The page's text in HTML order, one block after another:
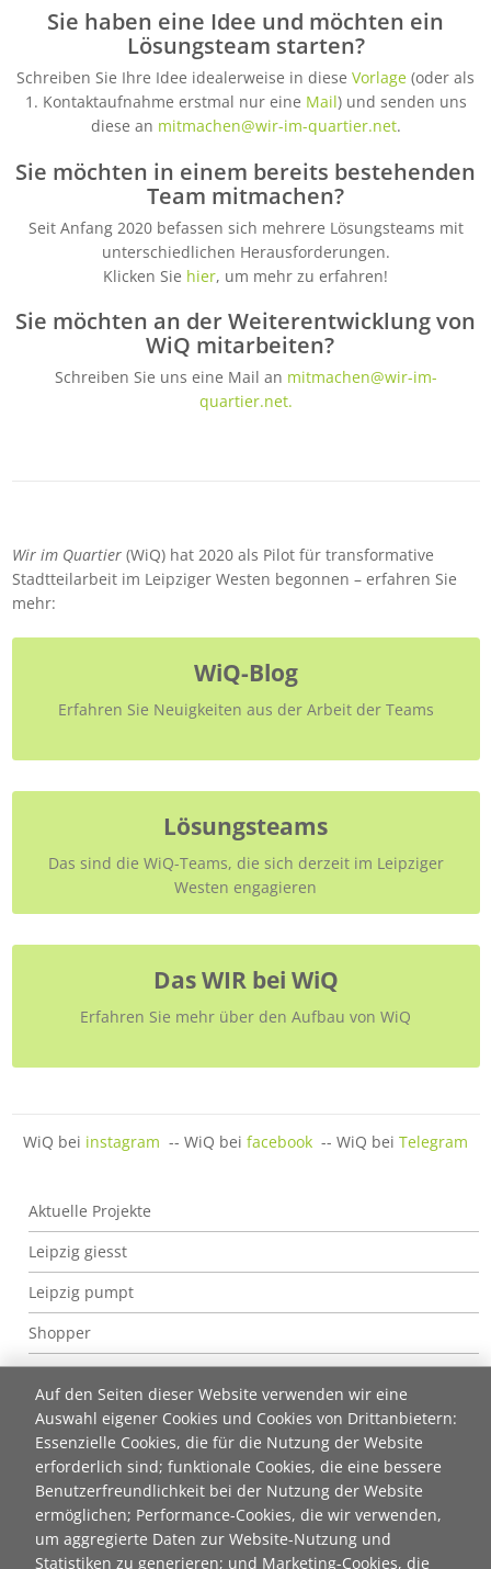
Auf den Seiten dieser Website verwenden wir eine
Auswahl eigener Cookies und Cookies von Drittanbietern:
Essenzielle Cookies, die für die Nutzung der Website
erforderlich sind; funktionale Cookies, die eine bessere
Benutzerfreundlichkeit bei der Nutzung der Website
ermöglichen; Performance-Cookies, die wir verwenden,
um aggregierte Daten zur Website-Nutzung und
Statistiken zu generieren; und Marketing-Cookies, die
Sie haben eine Idee und möchten ein
Lösungsteam starten?
Schreiben Sie Ihre Idee idealerweise in diese Vorlage (oder als
1. Kontaktaufnahme erstmal nur eine Mail) und senden uns
diese an mitmachen@wir-im-quartier.net.
Sie möchten in einem bereits bestehenden
Team mitmachen?
Seit Anfang 2020 befassen sich mehrere Lösungsteams mit
unterschiedlichen Herausforderungen.
Klicken Sie hier, um mehr zu erfahren!
Sie möchten an der Weiterentwicklung von
WiQ mitarbeiten?
Schreiben Sie uns eine Mail an mitmachen@wir-im-
quartier.net.
Wir im Quartier(WiQ) hat 2020 als Pilot für transformative
Stadtteilarbeit im Leipziger Westen begonnen – erfahren Sie
mehr:
WiQ-Blog
Erfahren Sie Neuigkeiten aus der Arbeit der Teams
Lösungsteams
Das sind die WiQ-Teams, die sich derzeit im Leipziger
Westen engagieren
Das WIR bei WiQ
Erfahren Sie mehr über den Aufbau von WiQ
WiQ bei instagram -- WiQ bei facebook -- WiQ bei Telegram
Wir im Quartier (WiQ)
Aktuelle Projekte
Leipzig giesst
Leipzig pumpt
Shopper
depot.social
Bürgerbahnhof Plagwitz
Wir im Quartier (WiQ)
Wir bei WiQ
Beratungsangebot Koproduktion
Mitmachen